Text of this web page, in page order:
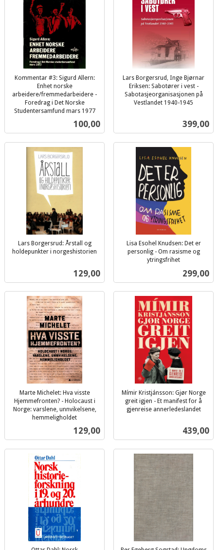
Kommentar #3: Sigurd Allern:
Enhet norske
arbeidere/fremmedarbeidere -
Foredrag i Det Norske
Studentersamfund mars 1977
Pris
100,00
Lars Borgersrud, Inge Bjørnar
Eriksen: Sabotører i vest -
Sabotasjeorganisasjonen på
Vestlandet 1940-1945
Pris
399,00
Lars Borgersrud: Årstall og
holdepunkter i norgeshistorien
Pris
129,00
Lisa Esohel Knudsen: Det er
personlig - Om rasisme og
ytringsfrihet
Pris
299,00
Marte Michelet: Hva visste
Hjemmefronten? - Holocaust i
Norge: varslene, unnvikelsene,
hemmeligholdet
Pris
129,00
Mímir Kristjánsson: Gjør Norge
greit igjen - Et manifest for å
gjenreise annerledeslandet
Pris
439,00